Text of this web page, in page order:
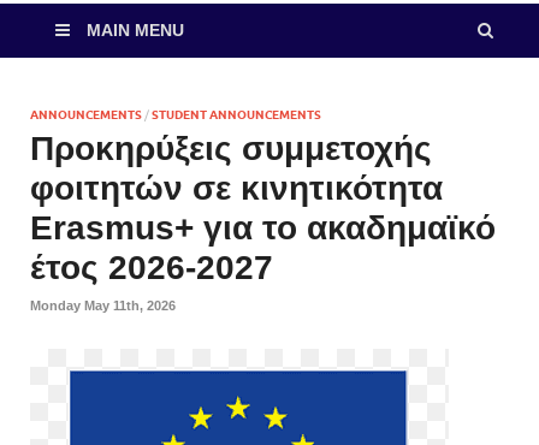
MAIN MENU
ANNOUNCEMENTS /STUDENT ANNOUNCEMENTS
Προκηρύξεις συμμετοχής
φοιτητών σε κινητικότητα
Erasmus+ για το ακαδημαϊκό
έτος 2026-2027
Monday May 11th, 2026